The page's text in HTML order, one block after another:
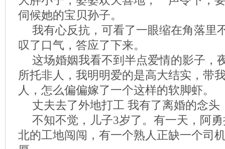
伺候她的宝贝孙子。
我有心反抗，可看了一眼缩在角落里
叹了口气，答应了下来。
这场婚姻我看不到半点爱情的影子，
所托非人，我明明爱的是高大结实，带
人，怎么偏偏嫁了一个这样的软脚虾。
丈夫去了外地打工 我有了离婚的念头
不知不觉，儿子3岁了。有一天，阿
北的工地闯闯，有一个熟人正缺一个司